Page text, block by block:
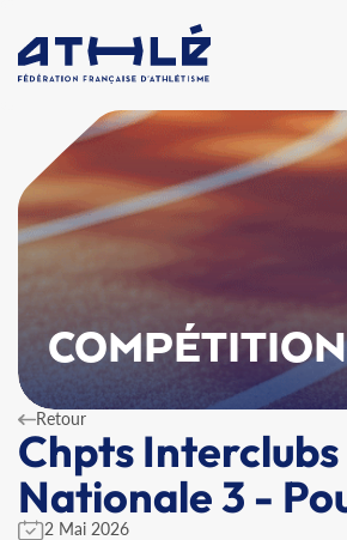
Retour
Chpts
Nationale 3 -
2 Mai 2026